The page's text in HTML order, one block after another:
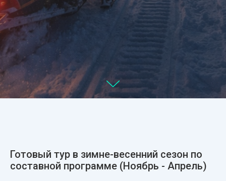
Готовый тур в зимне-весенний сезон по
составной программе (Ноябрь - Апрель)